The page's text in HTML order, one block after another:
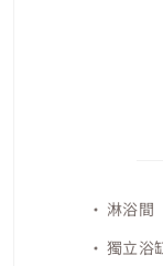
淋浴間
獨立浴